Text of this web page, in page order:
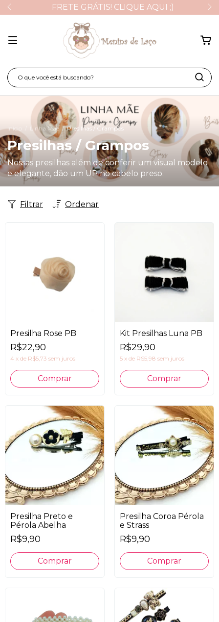
FRETE GRÁTIS! CLIQUE AQUI ;)
Início Linha Mãe / Presilhas / Grampos
Presilhas / Grampos
Nossas presilhas além de conferir um visual modelo
e elegante, dão um UP no cabelo preso.
Ordenar
Filtrar
Presilha Rose PB
R$22,90
4 x de R$5,73 sem juros
Kit Presilhas Luna PB
R$29,90
5 x de R$5,98 sem juros
Presilha Preto e
Pérola Abelha
R$9,90
Presilha Coroa Pérola
e Strass
R$9,90